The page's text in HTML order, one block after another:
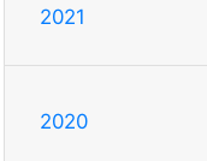
2021
2020